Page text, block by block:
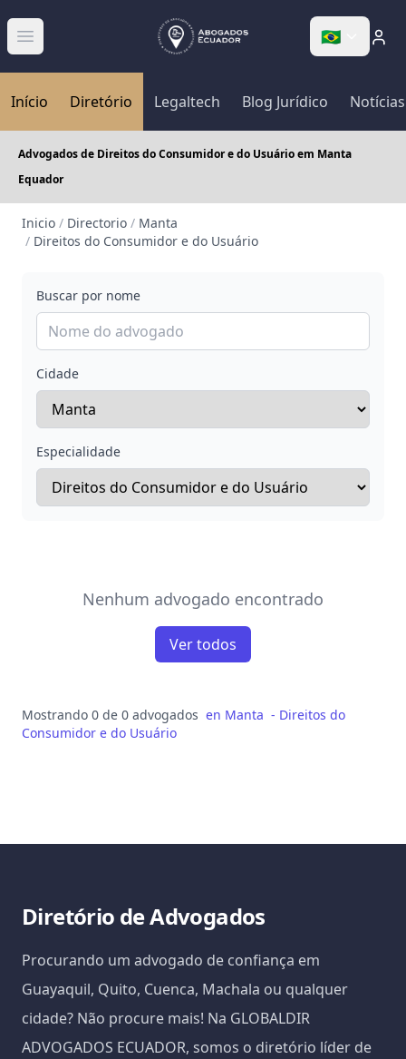
Abrir menú 🇧🇷
Início Diretório Legaltech Blog Jurídico Notícias
Advogados de Direitos do Consumidor e do Usuário em Manta
Equador
Inicio / Directorio / Manta
/ Direitos do Consumidor e do Usuário
Buscar por nome
Cidade
Especialidade
Nenhum advogado encontrado
Ver todos
Mostrando 0 de 0 advogados en Manta - Direitos do
Consumidor e do Usuário
Diretório de Advogados
Procurando um advogado de confiança em
Guayaquil, Quito, Cuenca, Machala ou qualquer
cidade? Não procure mais! Na GLOBALDIR
ADVOGADOS ECUADOR, somos o diretório líder de